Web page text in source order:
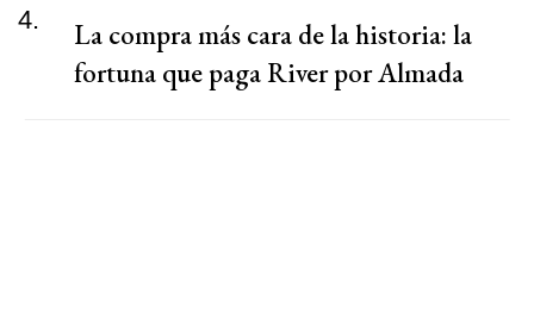
4.
La compra más cara de la historia: la
fortuna que paga River por Almada